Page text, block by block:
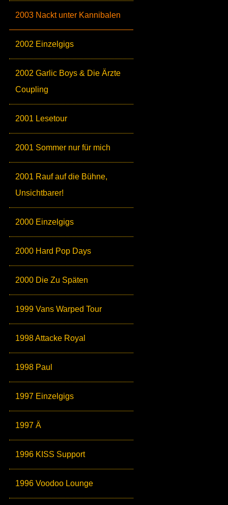
2003 Nackt unter Kannibalen
2002 Einzelgigs
2002 Garlic Boys & Die Ärzte
Coupling
2001 Lesetour
2001 Sommer nur für mich
2001 Rauf auf die Bühne,
Unsichtbarer!
2000 Einzelgigs
2000 Hard Pop Days
2000 Die Zu Späten
1999 Vans Warped Tour
1998 Attacke Royal
1998 Paul
1997 Einzelgigs
1997 Ä
1996 KISS Support
1996 Voodoo Lounge